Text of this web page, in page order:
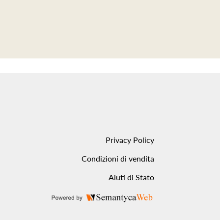
Privacy Policy
Condizioni di vendita
Aiuti di Stato